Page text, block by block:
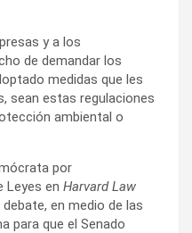
y a los
de demandar los
medidas que les
sean estas regulaciones
ambiental o
por
Leyes en Harvard Law
en medio de las
para que el Senado